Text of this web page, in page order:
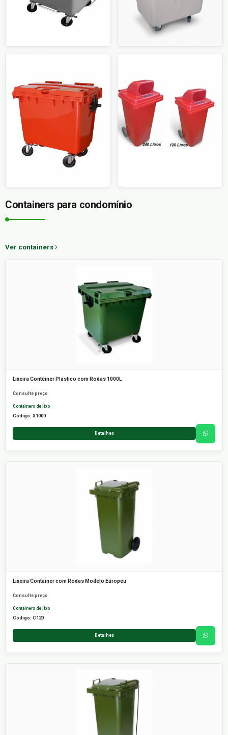
Containers para condomínio
Ver containers
Lixeira Contêiner Plástico com Rodas 1000L
Consulte preço
Containers de lixo
Código: X1000
Detalhes
Lixeira Container com Rodas Modelo Europeu
Consulte preço
Containers de lixo
Código: C120
Detalhes